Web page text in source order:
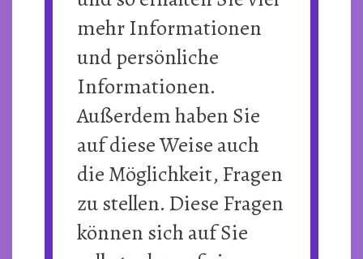
mehr Informationen
und persönliche
Informationen.
Außerdem haben Sie
auf diese Weise auch
die Möglichkeit, Fragen
zu stellen. Diese Fragen
können sich auf Sie